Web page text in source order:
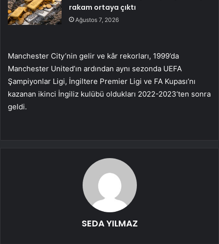
rakam ortaya çıktı
Ağustos 7, 2026
Manchester City’nin gelir ve kâr rekorları, 1999’da
Manchester United’ın ardından aynı sezonda UEFA
Şampiyonlar Ligi, İngiltere Premier Ligi ve FA Kupası’nı
kazanan ikinci İngiliz kulübü oldukları 2022-2023’ten sonra
geldi.
SEDA YILMAZ